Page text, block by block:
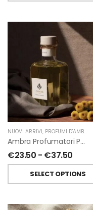
NUOVI ARRIVI, PROFUMI D'AMBIENTE
Ambra Profumatori Per Ambiente A Bastoncini Di Chiara Firenze
€23.50 - €37.50
SELECT OPTIONS